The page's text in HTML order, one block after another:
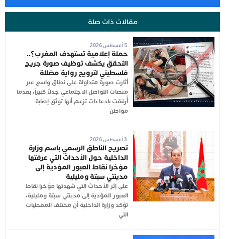
مقالات ذات صلة
5 أغسطس 2026
حملة إعلامية تستهدف المغرب؟..
التحقق يكشف توظيف صورة جريح
فلسطيني لترويج رواية مضللة
أثارت صورة متداولة على نطاق واسع عبر
منصات التواصل الاجتماعي جدلاً كبيراً، بعدما
أُرفقت بادعاءات تزعم أنها توثق إصابة
مواطن
تصريح الناطق الرسمي باسم وزارة
الداخلية حول الأحداث التي عرفتها
مؤخرا نقاط العبور المؤدية إلى
مدينتي سبتة ومليلية
على إثر الأحداث التي شهدتها مؤخرا نقاط
العبور المؤدية إلى مدينتي سبتة ومليلية،
تؤكد وزارة الداخلية أن مختلف المعطيات
التي